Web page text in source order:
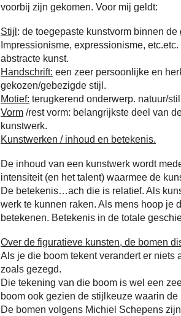
voorbij zijn gekomen. Voor mij geldt:
Stijl : de toegepaste kunstvorm binnen
Impressionisme, expressionisme,
abstracte kunst.
Handschrift: een zeer persoonlijke en
gekozen/gebezigde stijl.
Motief: terugkerend onderwerp. natuur/
Vorm /rest vorm: belangrijkste deel van
kunstwerk.
Kunstwerken / inhoud en betekenis.
De inhoud van een kunstwerk wordt
intensiteit (en het talent) waarmee de
De betekenis…ach die is relatief. Als
werk te kunnen raken. Als mens hoop je
betekenen. Betekenis in de totale
Over de figuratieve kunsten, de bomen
Als je die boom tekent verandert er niets
zoals gezegd.
Die tekening van die boom is wel een
boom ook gezien de stijlkeuze waarin
De bomen volgens Michiel Schepens